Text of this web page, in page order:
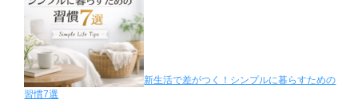
新生活で差がつく！シンプルに暮らすための
習慣7選